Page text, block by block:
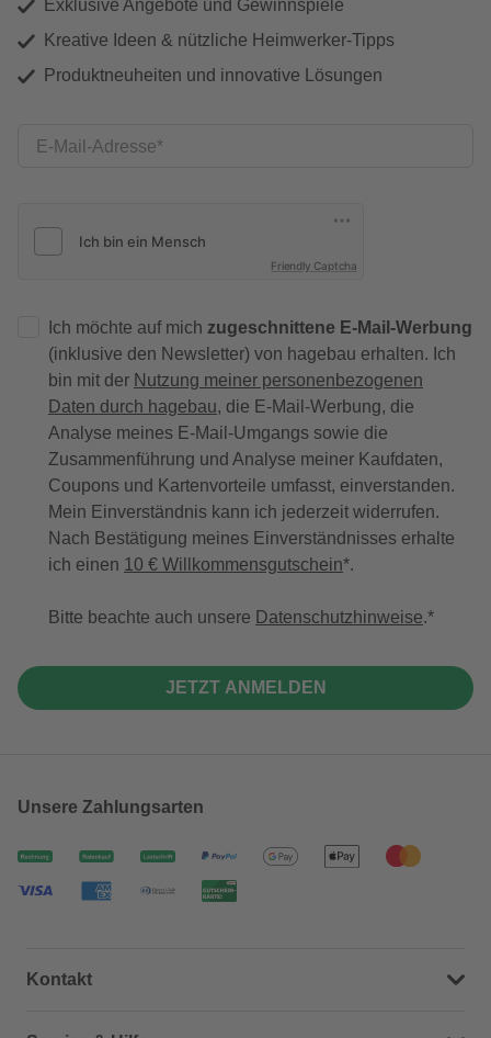
Exklusive Angebote und Gewinnspiele
Kreative Ideen & nützliche Heimwerker-Tipps
Produktneuheiten und innovative Lösungen
E-Mail-Adresse
Friendly Captcha
Ich möchte auf mich zugeschnittene E-Mail-Werbung
(inklusive den Newsletter) von hagebau erhalten. Ich
bin mit der Nutzung meiner personenbezogenen
Daten durch hagebau, die E-Mail-Werbung, die
Analyse meines E-Mail-Umgangs sowie die
Zusammenführung und Analyse meiner Kaufdaten,
Coupons und Kartenvorteile umfasst, einverstanden.
Mein Einverständnis kann ich jederzeit widerrufen.
Nach Bestätigung meines Einverständnisses erhalte
ich einen 10 € Willkommensgutschein*.
Bitte beachte auch unsere Datenschutzhinweise.
JETZT ANMELDEN
Unsere Zahlungsarten
Kontakt